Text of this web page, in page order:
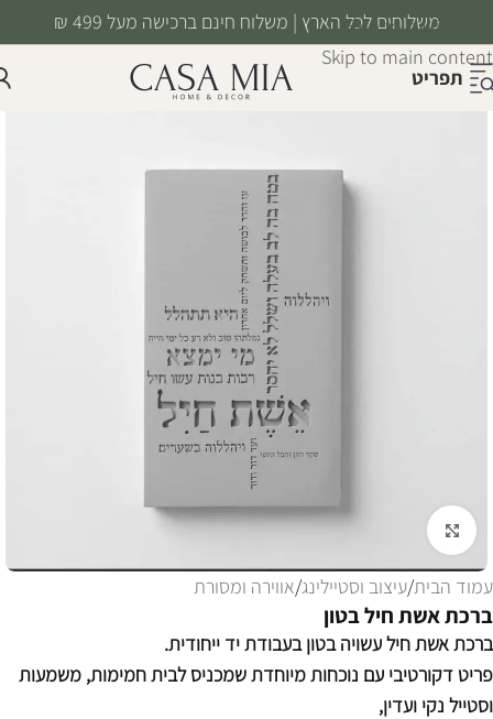
Skip to navigation
Skip to main content
משלוחים לכל הארץ | משלוח חינם ברכישה מעל 499 ₪
תפריט
לחצו להגדלה
עמוד הבית/עיצוב וסטיילינג/אווירה ומסורת
ברכת אשת חיל בטון
ברכת אשת חיל עשויה בטון בעבודת יד ייחודית.
פריט דקורטיבי עם נוכחות מיוחדת שמכניס לבית חמימות, משמעות
וסטייל נקי ועדין,